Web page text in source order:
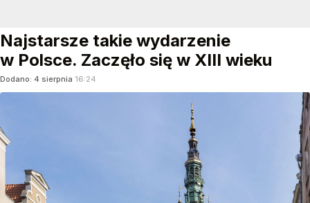
Najstarsze takie wydarzenie
w Polsce. Zaczęło się w XIII wieku
Dodano: 4 sierpnia 16:24